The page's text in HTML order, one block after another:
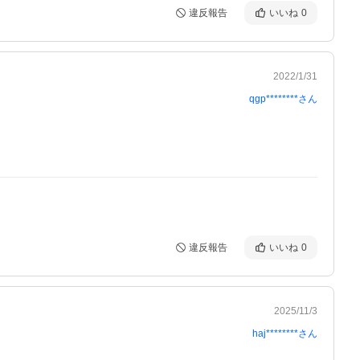
違反報告 いいね 0
2022/1/31
qgp********さん
違反報告 いいね 0
2025/11/3
haj********さん